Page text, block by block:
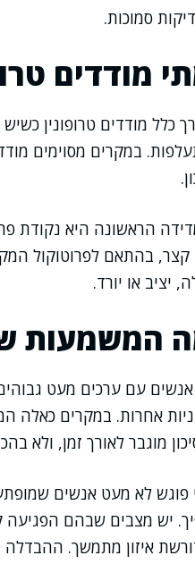
סמוכות.
מודדים
כלל מודדים טרופונין
במקרים מסוימים
הראשונה היא נקודת
קצר, בהתאם לפרוטוקול
יציב או יורד.
המשמעות
עם ערכים מעט
אחרות. במקרים כאלה
מוגבר לאורך זמן, ולא
פוגש לא מעט אנשים
יש מצבים שבהם
איזון מתמשך. ההבדלה